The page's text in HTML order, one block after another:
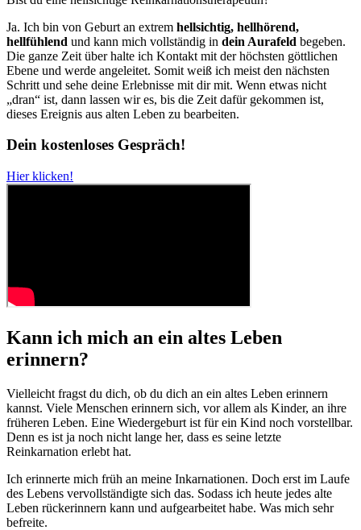
Ja. Ich bin von Geburt an extrem hellsichtig, hellhörend,
hellfühlend und kann mich vollständig in dein Aurafeld begeben.
Die ganze Zeit über halte ich Kontakt mit der höchsten göttlichen
Ebene und werde angeleitet. Somit weiß ich meist den nächsten
Schritt und sehe deine Erlebnisse mit dir mit. Wenn etwas nicht
„dran“ ist, dann lassen wir es, bis die Zeit dafür gekommen ist,
dieses Ereignis aus alten Leben zu bearbeiten.
Dein kostenloses Gespräch!
Hier klicken!
Kann ich mich an ein altes Leben
erinnern?
Vielleicht fragst du dich, ob du dich an ein altes Leben erinnern
kannst. Viele Menschen erinnern sich, vor allem als Kinder, an ihre
früheren Leben. Eine Wiedergeburt ist für ein Kind noch vorstellbar.
Denn es ist ja noch nicht lange her, dass es seine letzte
Reinkarnation erlebt hat.
Ich erinnerte mich früh an meine Inkarnationen. Doch erst im Laufe
des Lebens vervollständigte sich das. Sodass ich heute jedes alte
Leben rückerinnern kann und aufgearbeitet habe. Was mich sehr
befreite.